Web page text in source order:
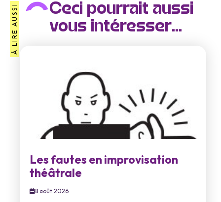
À LIRE AUSSI
Ceci pourrait aussi
vous intéresser...
Les fautes en improvisation
théâtrale
8 août 2026